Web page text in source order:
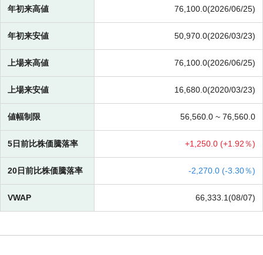
年初来高値 76,100.0(2026/06/25)
年初来安値 50,970.0(2026/03/23)
上場来高値 76,100.0(2026/06/25)
上場来安値 16,680.0(2020/03/23)
値幅制限 56,560.0 ~ 76,560.0
5日前比株価騰落率 +1,250.0 (+1.92％)
20日前比株価騰落率 -2,270.0 (-3.30％)
VWAP 66,333.1(08/07)